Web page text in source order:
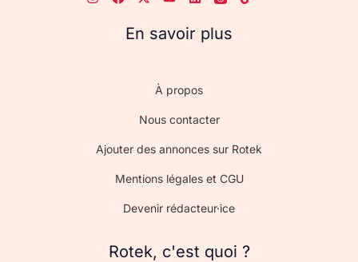
En savoir plus
À propos
Nous contacter
Ajouter des annonces sur Rotek
Mentions légales et CGU
Devenir rédacteur·ice
Rotek, c'est quoi ?